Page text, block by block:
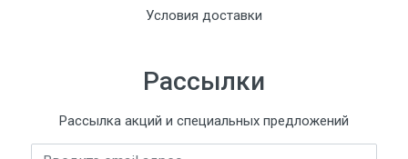
Условия доставки
Рассылки
Рассылка акций и специальных предложений